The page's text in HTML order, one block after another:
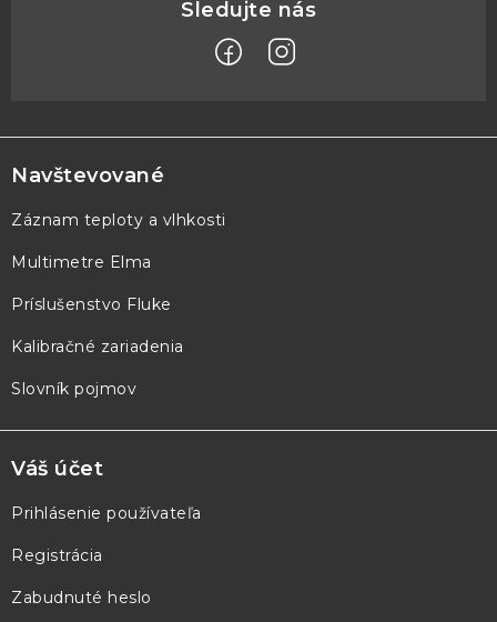
á
p
ä
e
Navštevované
Záznam teploty a vlhkosti
Multimetre Elma
Príslušenstvo Fluke
Kalibračné zariadenia
Slovník pojmov
Váš účet
Prihlásenie používateľa
Registrácia
Zabudnuté heslo